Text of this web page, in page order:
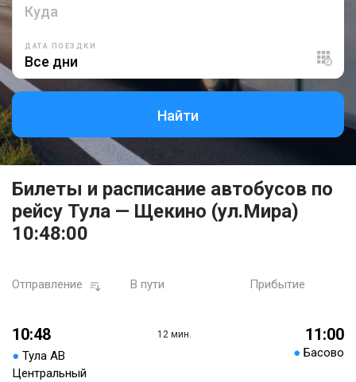
Куда
ДАТА ПОЕЗДКИ
Найти
Билеты и расписание автобусов по
рейсу Тула — Щекино (ул.Мира)
10:48:00
Отправление В пути Прибытие
10:48
● Тула АВ
Центральный
12 мин. 11:00
● Басово